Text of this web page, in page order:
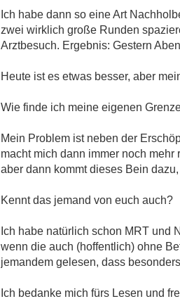
Ich habe dann so eine Art
zwei wirklich große Runden
Arztbesuch. Ergebnis: Gestern
Heute ist es etwas besser, aber
Wie finde ich meine eigenen
Mein Problem ist neben der
macht mich dann immer noch
aber dann kommt dieses Bein
Kennt das jemand von euch auch?
Ich habe natürlich schon MRT und
wenn die auch (hoffentlich) ohne
jemandem gelesen, dass
Ich bedanke mich fürs Lesen und